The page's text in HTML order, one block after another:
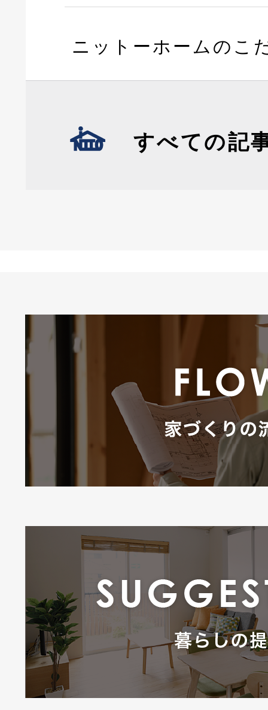
ニットーホームのこ
すべての記